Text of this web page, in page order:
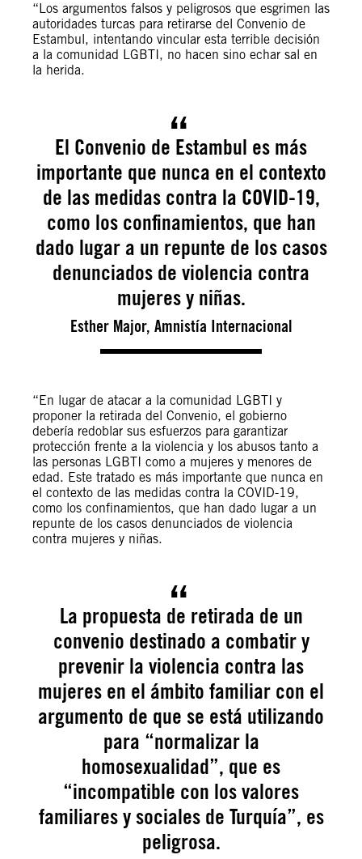
“Los argumentos falsos y peligrosos que esgrimen las
autoridades turcas para retirarse del Convenio de
Estambul, intentando vincular esta terrible decisión
a la comunidad LGBTI, no hacen sino echar sal en
la herida.
El Convenio de Estambul es más
importante que nunca en el contexto
de las medidas contra la COVID-19,
como los confinamientos, que han
dado lugar a un repunte de los casos
denunciados de violencia contra
mujeres y niñas.
Esther Major, Amnistía Internacional
“En lugar de atacar a la comunidad LGBTI y
proponer la retirada del Convenio, el gobierno
debería redoblar sus esfuerzos para garantizar
protección frente a la violencia y los abusos tanto a
las personas LGBTI como a mujeres y menores de
edad. Este tratado es más importante que nunca en
el contexto de las medidas contra la COVID-19,
como los confinamientos, que han dado lugar a un
repunte de los casos denunciados de violencia
contra mujeres y niñas.
La propuesta de retirada de un
convenio destinado a combatir y
prevenir la violencia contra las
mujeres en el ámbito familiar con el
argumento de que se está utilizando
para “normalizar la
homosexualidad”, que es
“incompatible con los valores
familiares y sociales de Turquía”, es
peligrosa.